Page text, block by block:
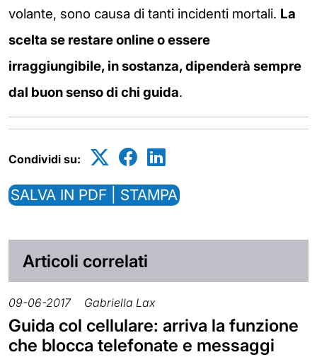
volante, sono causa di tanti incidenti mortali. La
scelta se restare online o essere
irraggiungibile, in sostanza, dipenderà sempre
dal buon senso di chi guida.
Condividi su:
SALVA IN PDF | STAMPA
Articoli correlati
09-06-2017 Gabriella Lax
Guida col cellulare: arriva la funzione
che blocca telefonate e messaggi